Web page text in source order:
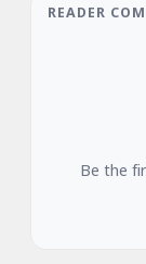
READER
Be the